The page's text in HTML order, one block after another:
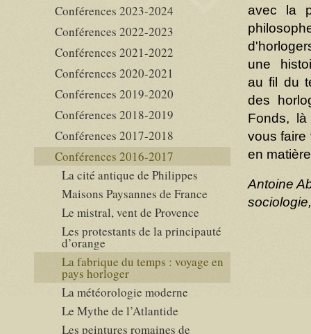
avec la
une
au fil du
des
Fonds,
vous faire
en
Antoine
Conférences 2023-2024
Conférences 2022-2023
Conférences 2021-2022
Conférences 2020-2021
Conférences 2019-2020
Conférences 2018-2019
Conférences 2017-2018
Conférences 2016-2017
La cité antique de Philippes
Maisons Paysannes de France
Le mistral, vent de Provence
Les protestants de la principauté
d’orange
La fabrique du temps : voyage en
pays horloger
La météorologie moderne
Le Mythe de l’Atlantide
Les peintures romaines de